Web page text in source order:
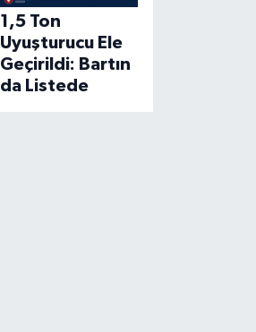
1,5 Ton
Uyuşturucu Ele
Geçirildi: Bartın
da Listede